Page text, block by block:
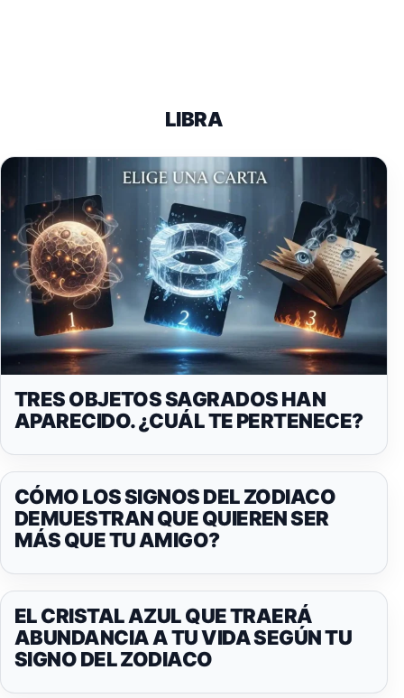
LIBRA
TRES OBJETOS SAGRADOS HAN
APARECIDO. ¿CUÁL TE PERTENECE?
CÓMO LOS SIGNOS DEL ZODIACO
DEMUESTRAN QUE QUIEREN SER
MÁS QUE TU AMIGO?
EL CRISTAL AZUL QUE TRAERÁ
ABUNDANCIA A TU VIDA SEGÚN TU
SIGNO DEL ZODIACO